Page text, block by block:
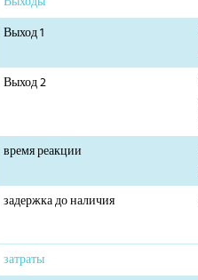
Выход 1
Выход 2
время реакции
задержка до наличия
затраты